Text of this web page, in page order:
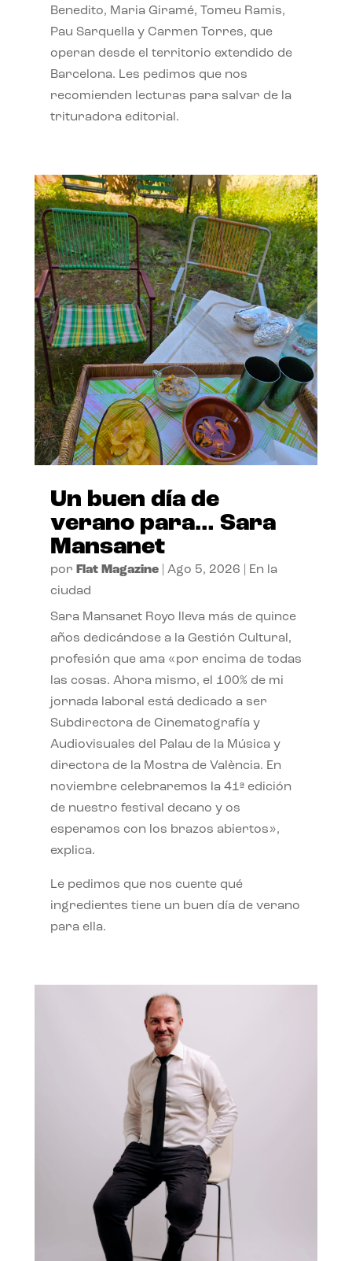
Benedito, Maria Giramé, Tomeu Ramis,
Pau Sarquella y Carmen Torres, que
operan desde el territorio extendido de
Barcelona. Les pedimos que nos
recomienden lecturas para salvar de la
trituradora editorial.
Un buen día de
verano para… Sara
Mansanet
por Flat Magazine| Ago 5, 2026
En la
ciudad
Sara Mansanet Royo lleva más de quince
años dedicándose a la Gestión Cultural,
profesión que ama «por encima de todas
las cosas. Ahora mismo, el 100% de mi
jornada laboral está dedicado a ser
Subdirectora de Cinematografía y
Audiovisuales del Palau de la Música y
directora de la Mostra de València. En
noviembre celebraremos la 41ª edición
de nuestro festival decano y os
esperamos con los brazos abiertos»,
explica.
Le pedimos que nos cuente qué
ingredientes tiene un buen día de verano
para ella.